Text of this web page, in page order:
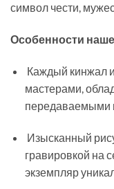
символ чести,
Особенности
Каждый кинжал
мастерами,
передаваемыми
Изысканный
гравировкой на
экземпляр